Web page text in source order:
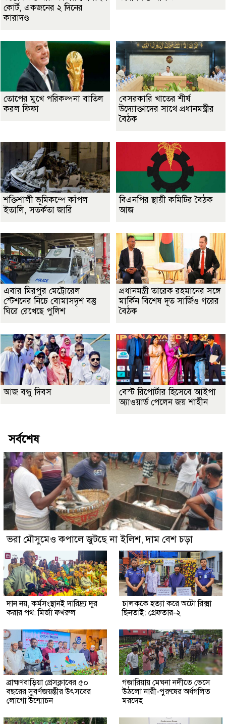
কোর্ট, একজনের ২ দিনের
কারাদণ্ড
তোপের মুখে পরিকল্পনা বাতিল
করল ফিফা
বেসরকারি খাতের শীর্ষ
উদ্যোক্তাদের সাথে প্রধানমন্ত্রীর
বৈঠক
শক্তিশালী ভূমিকম্পে কাঁপল
ইতালি, সতর্কতা জারি
বিএনপির স্থায়ী কমিটির বৈঠক
আজ
এবার মিরপুর মেট্রোরেল
স্টেশনের নিচে বোমাসদৃশ বস্তু
ঘিরে রেখেছে পুলিশ
প্রধানমন্ত্রী তারেক রহমানের সঙ্গে
মার্কিন বিশেষ দূত সার্জিও গরের
বৈঠক
আজ বন্ধু দিবস
বেস্ট রিপোর্টার হিসেবে আইপা
অ্যাওয়ার্ড পেলেন জয় শাহীন
সর্বশেষ
ভরা মৌসুমেও কপালে জুটছে না ইলিশ, দাম বেশ চড়া
দান নয়, কর্মসংস্থানই দারিদ্র্য দূর
করার পথ: মির্জা ফখরুল
চালককে হত্যা করে অটো রিক্সা
ছিনতাই: গ্রেফতার-২
ব্রাহ্মণবাড়িয়া প্রেসক্লাবের ৫০
বছরের সুবর্ণজয়ন্তীর উৎসবের
লোগো উন্মোচন
গজারিয়ায় মেঘনা নদীতে ভেসে
উঠলো নারী-পুরুষের অর্ধগলিত
মরদেহ